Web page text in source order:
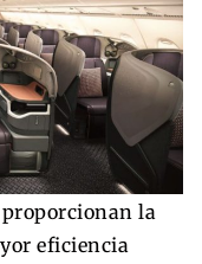
la
eficiencia